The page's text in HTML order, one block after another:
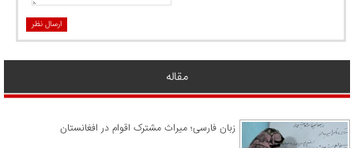
ارسال نظر
مقاله
زبان فارسی؛ میراث مشترک اقوام در افغانستان